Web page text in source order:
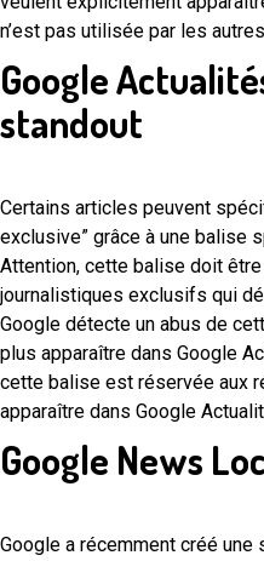
n’est pas utilisée par les
Google
standout
Certains articles peuvent
exclusive” grâce à une balise
Attention, cette balise doit
journalistiques exclusifs qui
Google détecte un abus de
plus apparaître dans Google
cette balise est réservée aux
apparaître dans Google
Google News
Google a récemment créé